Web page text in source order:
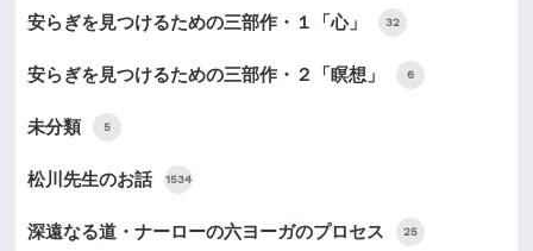
安らぎを見つけるための三部作・１「心」 32
安らぎを見つけるための三部作・２「瞑想」 6
未分類 5
松川先生のお話 1534
深遠なる道・ナーローの六ヨーガのプロセス 25